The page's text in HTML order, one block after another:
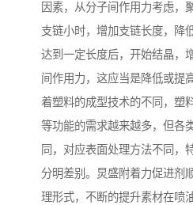
因素，从分子间作用力考虑，
支链小时，增加支链长度，降
达到一定长度后，开始结晶，
间作用力，这应当是降低或提
着塑料的成型技术的不同，塑
等功能的需求越来越多，但各
同，对应表面处理方法不同，
分明差别。炅盛附着力促进剂
理形式，不断的提升素材在喷